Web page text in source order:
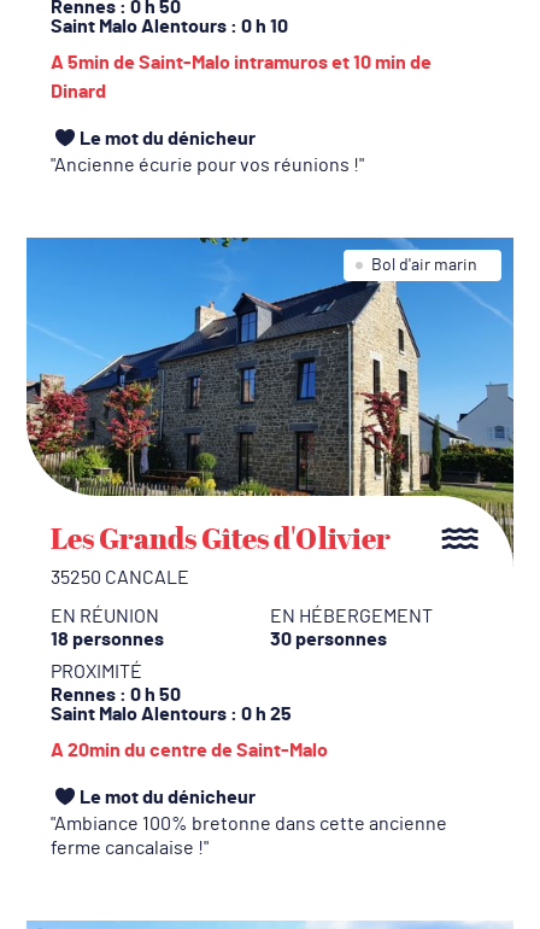
Rennes : 0 h 50
Saint Malo Alentours : 0 h 10
A 5min de Saint-Malo intramuros et 10 min de
Dinard
Le mot du dénicheur
Ancienne écurie pour vos réunions !
Bol d'air marin
Les Grands Gîtes d'Olivier
35250 CANCALE
EN RÉUNION
18 personnes
EN HÉBERGEMENT
30 personnes
PROXIMITÉ
Rennes : 0 h 50
Saint Malo Alentours : 0 h 25
A 20min du centre de Saint-Malo
Le mot du dénicheur
Ambiance 100% bretonne dans cette ancienne
ferme cancalaise !